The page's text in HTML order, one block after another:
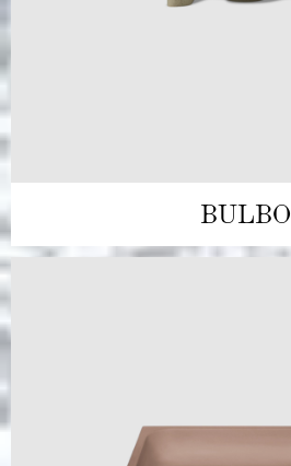
BULBO